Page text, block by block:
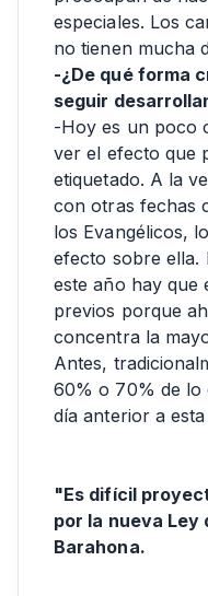
especiales. Los
no tienen mucha
-¿De qué forma
seguir
-Hoy es un poco
ver el efecto que
etiquetado. A la
con otras fechas
los Evangélicos,
efecto sobre ella.
este año hay que
previos porque
concentra la
Antes,
60% o 70% de lo
día anterior a esta
"Es difícil
por la nueva
Barahona.